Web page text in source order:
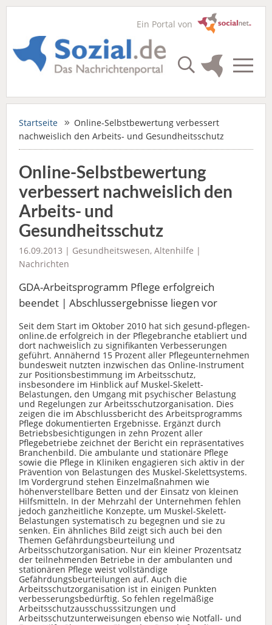
Ein Portal von
Startseite
Online-Selbstbewertung verbessert
nachweislich den Arbeits- und Gesundheitsschutz
Online-Selbstbewertung
verbessert nachweislich den
Arbeits- und
Gesundheitsschutz
16.09.2013 | Gesundheitswesen, Altenhilfe |
Nachrichten
GDA-Arbeitsprogramm Pflege erfolgreich
beendet | Abschlussergebnisse liegen vor
Seit dem Start im Oktober 2010 hat sich gesund-pflegen-
online.de erfolgreich in der Pflegebranche etabliert und
dort nachweislich zu signifikanten Verbesserungen
geführt. Annähernd 15 Prozent aller Pflegeunternehmen
bundesweit nutzten inzwischen das Online-Instrument
zur Positionsbestimmung im Arbeitsschutz,
insbesondere im Hinblick auf Muskel-Skelett-
Belastungen, den Umgang mit psychischer Belastung
und Regelungen zur Arbeitsschutzorganisation. Dies
zeigen die im Abschlussbericht des Arbeitsprogramms
Pflege dokumentierten Ergebnisse. Ergänzt durch
Betriebsbesichtigungen in zehn Prozent aller
Pflegebetriebe zeichnet der Bericht ein repräsentatives
Branchenbild. Die ambulante und stationäre Pflege
sowie die Pflege in Kliniken engagieren sich aktiv in der
Prävention von Belastungen des Muskel-Skelettsystems.
Im Vordergrund stehen Einzelmaßnahmen wie
höhenverstellbare Betten und der Einsatz von kleinen
Hilfsmitteln. In der Mehrzahl der Unternehmen fehlen
jedoch ganzheitliche Konzepte, um Muskel-Skelett-
Belastungen systematisch zu begegnen und sie zu
senken. Ein ähnliches Bild zeigt sich auch bei den
Themen Gefährdungsbeurteilung und
Arbeitsschutzorganisation. Nur ein kleiner Prozentsatz
der teilnehmenden Betriebe in der ambulanten und
stationären Pflege weist vollständige
Gefährdungsbeurteilungen auf. Auch die
Arbeitsschutzorganisation ist in einigen Punkten
verbesserungsbedürftig. So fehlen regelmäßige
Arbeitsschutzausschusssitzungen und
Arbeitsschutzunterweisungen ebenso wie Notfall- und